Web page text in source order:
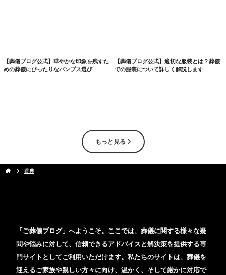
【葬儀ブログ公式】華やかな印象を残すた
めの葬儀にぴったりなパンプス選び
【葬儀ブログ公式】適切な服装とは？葬儀
での服装について詳しく解説します
もっと見る
香典
「ご葬儀ブログ」へようこそ。ここでは、葬儀に関する様々な疑
問や悩みに対して、信頼できるアドバイスと解決策を提供する専
門サイトとしてご利用いただけます。私たちのサイトは、葬儀を
迎えるご家族や親しい方々に向け、温かく、そして厳かに対応で